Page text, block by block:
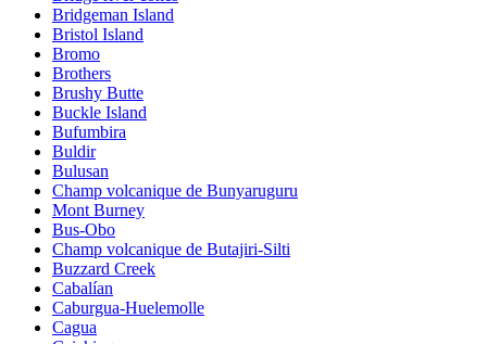
Bridgeman Island
Bristol Island
Bromo
Brothers
Brushy Butte
Buckle Island
Bufumbira
Buldir
Bulusan
Champ volcanique de Bunyaruguru
Mont Burney
Bus-Obo
Champ volcanique de Butajiri-Silti
Buzzard Creek
Cabalían
Caburgua-Huelemolle
Cagua